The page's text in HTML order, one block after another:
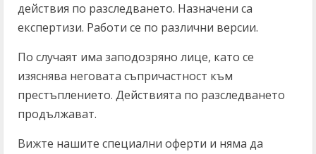
действия по разследването. Назначени са
експертизи. Работи се по различни версии.
По случаят има заподозряно лице, като се
изяснява неговата съпричастност към
престъплението. Действията по разследването
продължават.
Вижте нашите специални оферти и няма да